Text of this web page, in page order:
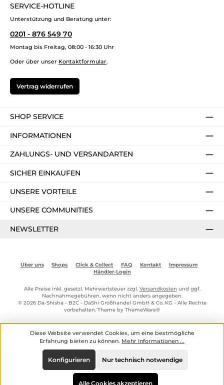
SERVICE-HOTLINE
Unterstützung und Beratung unter:
0201 - 876 549 70
Montag bis Freitag, 08:00 - 16:30 Uhr
Oder über unser Kontaktformular.
Vertrag widerrufen
SHOP SERVICE
INFORMATIONEN
ZAHLUNGS- UND VERSANDARTEN
SICHER EINKAUFEN
UNSERE VORTEILE
UNSERE COMMUNITIES
NEWSLETTER
Über uns Shops Click & Collect FAQ Kontakt
Impressum
Händler-Login
Alle Preise inkl. gesetzl. Mehrwertsteuer zzgl. Versandkosten und ggf.
Nachnahmegebühren, wenn nicht anders angegeben.
© 2026 Da-Shisha - B2C - DaShi Großhandel GmbH & Co. KG - Alle Rechte
vorbehalten. Theme by ThemeWare®
Diese Website verwendet Cookies, um eine bestmögliche
Erfahrung bieten zu können. Mehr Informationen ...
Nur technisch notwendige
Konfigurieren
Alle Cookies akzeptieren